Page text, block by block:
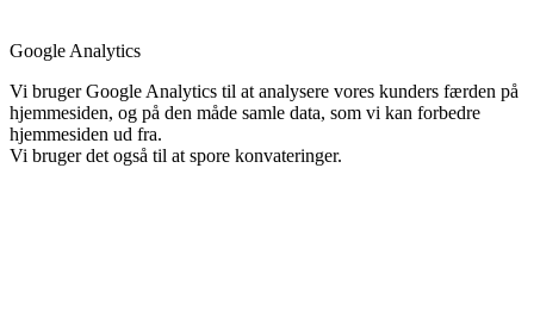
Google Analytics
Vi bruger Google Analytics til at analysere vores kunders færden på
hjemmesiden, og på den måde samle data, som vi kan forbedre
hjemmesiden ud fra.
Vi bruger det også til at spore konvateringer.